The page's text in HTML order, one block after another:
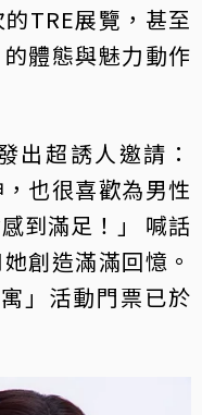
TRE展覽，甚至
體態與魅力動作
出超誘人邀請：
也很喜歡為男性
到滿足！」 喊話
創造滿滿回憶。
」活動門票已於